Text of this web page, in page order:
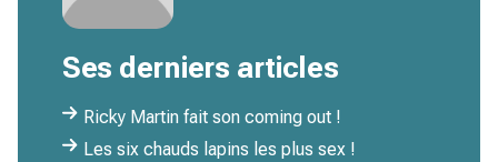
Ses derniers articles
Ricky Martin fait son coming out !
Les six chauds lapins les plus sex !